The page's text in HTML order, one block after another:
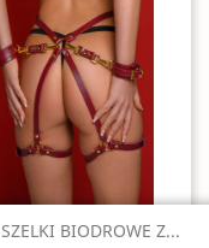
Szybki podgląd
SZELKI BIODROWE Z...